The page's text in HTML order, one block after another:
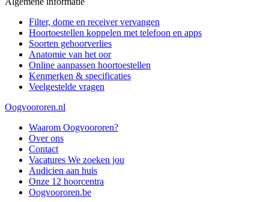
Filter, dome en receiver vervangen
Hoortoestellen koppelen met telefoon en apps
Soorten gehoorverlies
Anatomie van het oor
Online aanpassen hoortoestellen
Kenmerken & specificaties
Veelgestelde vragen
Oogvoororen.nl
Waarom Oogvoororen?
Over ons
Contact
Vacatures We zoeken jou
Audicien aan huis
Onze 12 hoorcentra
Oogvoororen.be